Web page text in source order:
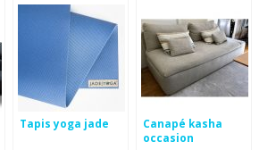
Tapis yoga jade
Canapé kasha
occasion